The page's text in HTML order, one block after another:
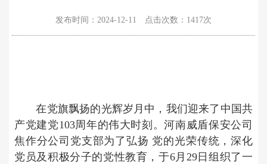
发布时间：2024-12-11 点击次数：1417次
在党旗飘扬的光辉岁月中，我们迎来了中国共
产党建党103周年的伟大时刻。河南威盾保安公司
焦作分公司党支部为了弘扬 党的光荣传统，深化
党员及积极分子的党性教育，于6月29日组织了一